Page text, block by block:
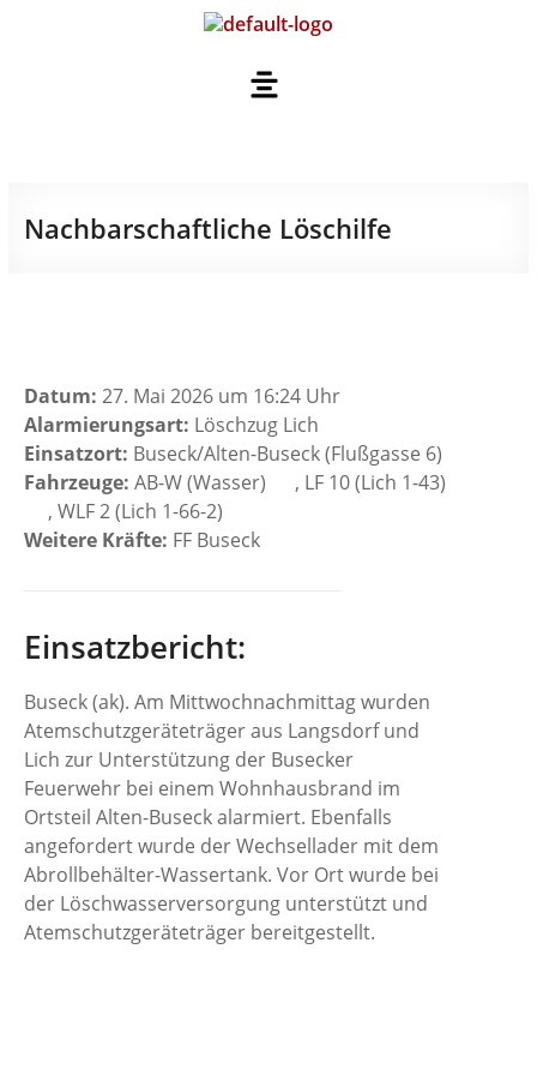
Nachbarschaftliche Löschilfe
Datum: 27. Mai 2026 um 16:24 Uhr
Alarmierungsart: Löschzug Lich
Einsatzort: Buseck/Alten-Buseck (Flußgasse 6)
Fahrzeuge: AB-W (Wasser)
, LF 10 (Lich 1-43)
, WLF 2 (Lich 1-66-2)
Weitere Kräfte: FF Buseck
Einsatzbericht:
Buseck (ak). Am Mittwochnachmittag wurden
Atemschutzgeräteträger aus Langsdorf und
Lich zur Unterstützung der Busecker
Feuerwehr bei einem Wohnhausbrand im
Ortsteil Alten-Buseck alarmiert. Ebenfalls
angefordert wurde der Wechsellader mit dem
Abrollbehälter-Wassertank. Vor Ort wurde bei
der Löschwasserversorgung unterstützt und
Atemschutzgeräteträger bereitgestellt.